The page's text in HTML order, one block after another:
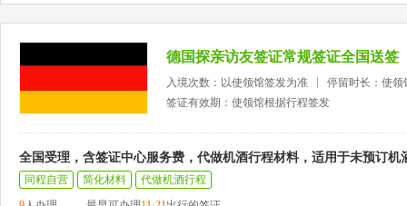
德国探亲访友签证常规签证全国送签
入境次数：以使领馆签发为准
停留时长：使领
签证有效期：使领馆根据行程签发
全国受理，含签证中心服务费，代做机酒行程材料，适用于未预订机
同程自营 简化材料
代做机酒行程